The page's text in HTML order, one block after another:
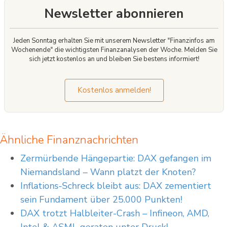
Newsletter abonnieren
Jeden Sonntag erhalten Sie mit unserem Newsletter "Finanzinfos am
Wochenende" die wichtigsten Finanzanalysen der Woche. Melden Sie
sich jetzt kostenlos an und bleiben Sie bestens informiert!
Kostenlos anmelden!
Ähnliche Finanznachrichten
Zermürbende Hängepartie: DAX gefangen im
Niemandsland – Wann platzt der Knoten?
Inflations-Schreck bleibt aus: DAX zementiert
sein Fundament über 25.000 Punkten!
DAX trotzt Halbleiter-Crash – Infineon, AMD,